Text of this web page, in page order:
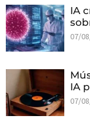
IA
07/
IA
07/